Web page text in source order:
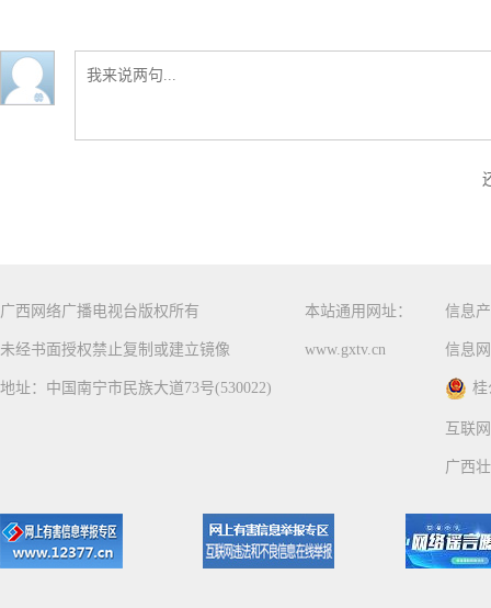
广西网络广播电视台版权所有
未经书面授权禁止复制或建立镜像
地址：中国南宁市民族大道73号(530022)
本站通用网址：
www.gxtv.cn
信息
信息
桂
互联
广西